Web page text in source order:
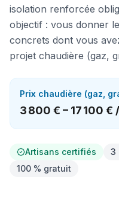
isolation renforcée
objectif : vous donner
concrets dont vous
projet chaudière (gaz,
Prix chaudière (gaz,
3 800 € – 17 100 € /
Artisans certifiés
3
100 % gratuit